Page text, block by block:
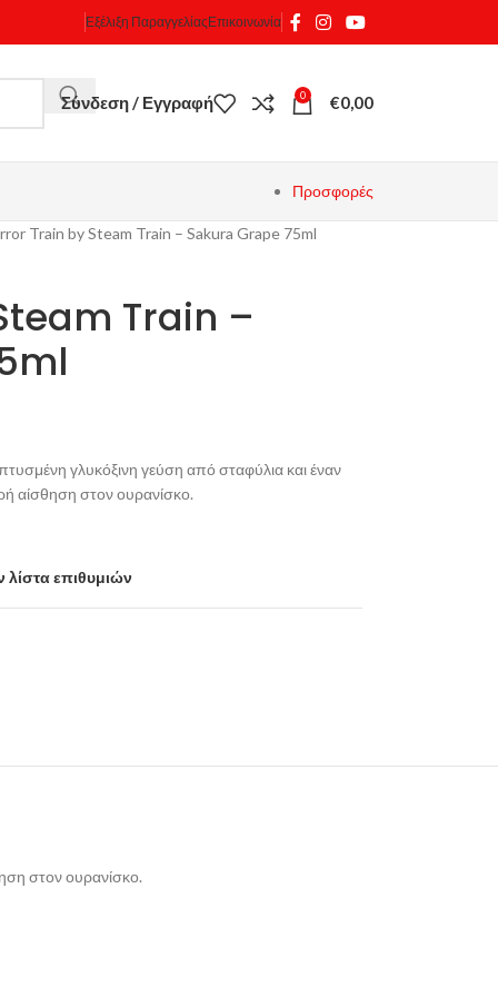
Εξέλιξη ΠαραγγελίαςΕπικοινωνία
Σύνδεση / Εγγραφή 0 €0,00
Προσφορές
Train by Steam Train – Sakura Grape 75ml
Train –
γλυκόξινη γεύση από σταφύλια και έναν
αίσθηση στον ουρανίσκο.
επιθυμιών
στον ουρανίσκο.